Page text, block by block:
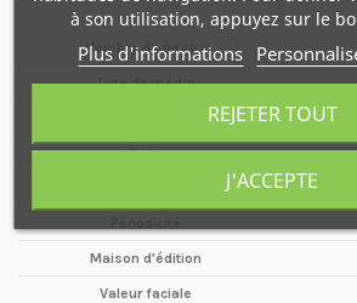
Nombre de pages
Type de média
Date
Maison d'édition
Valeur faciale
à son utilisation, appuyez sur le
Plus d'informations
REJETER TOUT
J'ACCEPTE